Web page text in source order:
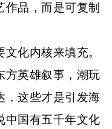
作品，而是可复制
化内核来填充。
方英雄叙事，潮玩
，这些才是引发海
中国有五千年文化